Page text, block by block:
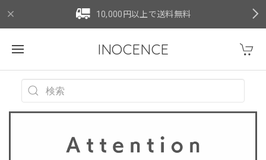
10,000円以上で送料無料
INOCENCE